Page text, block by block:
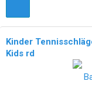
Kinder
Kids rd